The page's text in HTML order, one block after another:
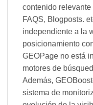
contenido
FAQS, Blogposts.
independiente a la
posicionamiento
GEOPage no está
motores de
Además,
sistema de